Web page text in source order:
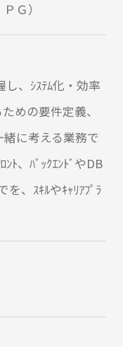
Ｇ）
、ｼｽﾃﾑ化・効率
めの要件定義、
に考える業務で
ﾄ、ﾊﾞｯｸｴﾝﾄﾞやDB
、ｽｷﾙやｷｬﾘｱﾌﾟﾗ